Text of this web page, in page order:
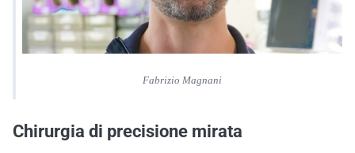
Fabrizio Magnani
Chirurgia di precisione mirata